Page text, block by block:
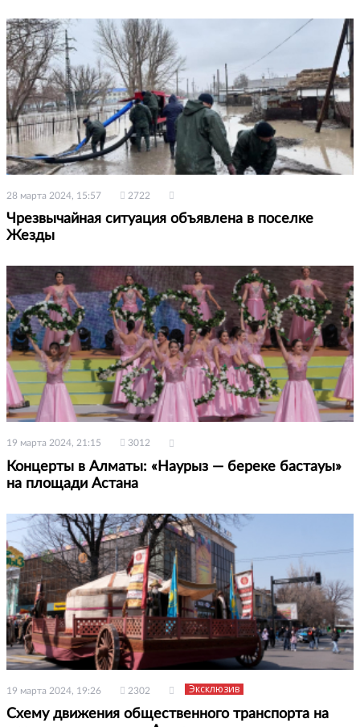
28 марта 2024, 15:57 2722
Чрезвычайная ситуация объявлена в поселке
Жезды
19 марта 2024, 21:15 3012
Концерты в Алматы: «Наурыз — береке бастауы»
на площади Астана
19 марта 2024, 19:26 2302 Эксклюзив
Схему движения общественного транспорта на